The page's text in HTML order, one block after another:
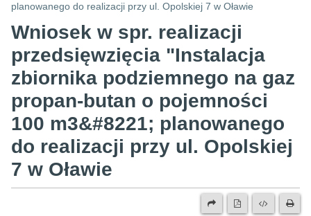
planowanego do realizacji przy ul. Opolskiej 7 w Oławie
Wniosek w spr. realizacji
przedsięwzięcia "Instalacja
zbiornika podziemnego na gaz
propan-butan o pojemności
100 m3&#8221; planowanego
do realizacji przy ul. Opolskiej
7 w Oławie